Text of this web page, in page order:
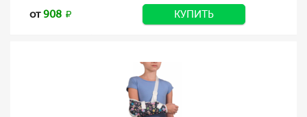
от908 КУПИТЬ